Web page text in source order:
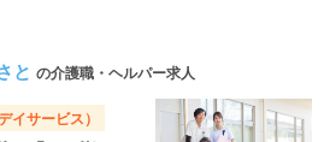
と の介護職・ヘルパー求人
イサービス）